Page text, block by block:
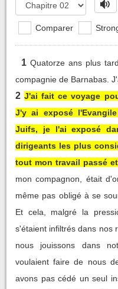
Comparer
1 Quatorze ans plus
compagnie de Barnabas.
2 J'ai fait ce voyage
J'y ai exposé
Juifs, je l'ai exposé
dirigeants les plus
tout mon travail passé
mon compagnon, était
même pas obligé à se
Et cela, malgré la
s'étaient infiltrés dans nos
nous jouissons dans
voulaient faire de nous
avons pas cédé un seul